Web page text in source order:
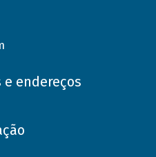
endereços